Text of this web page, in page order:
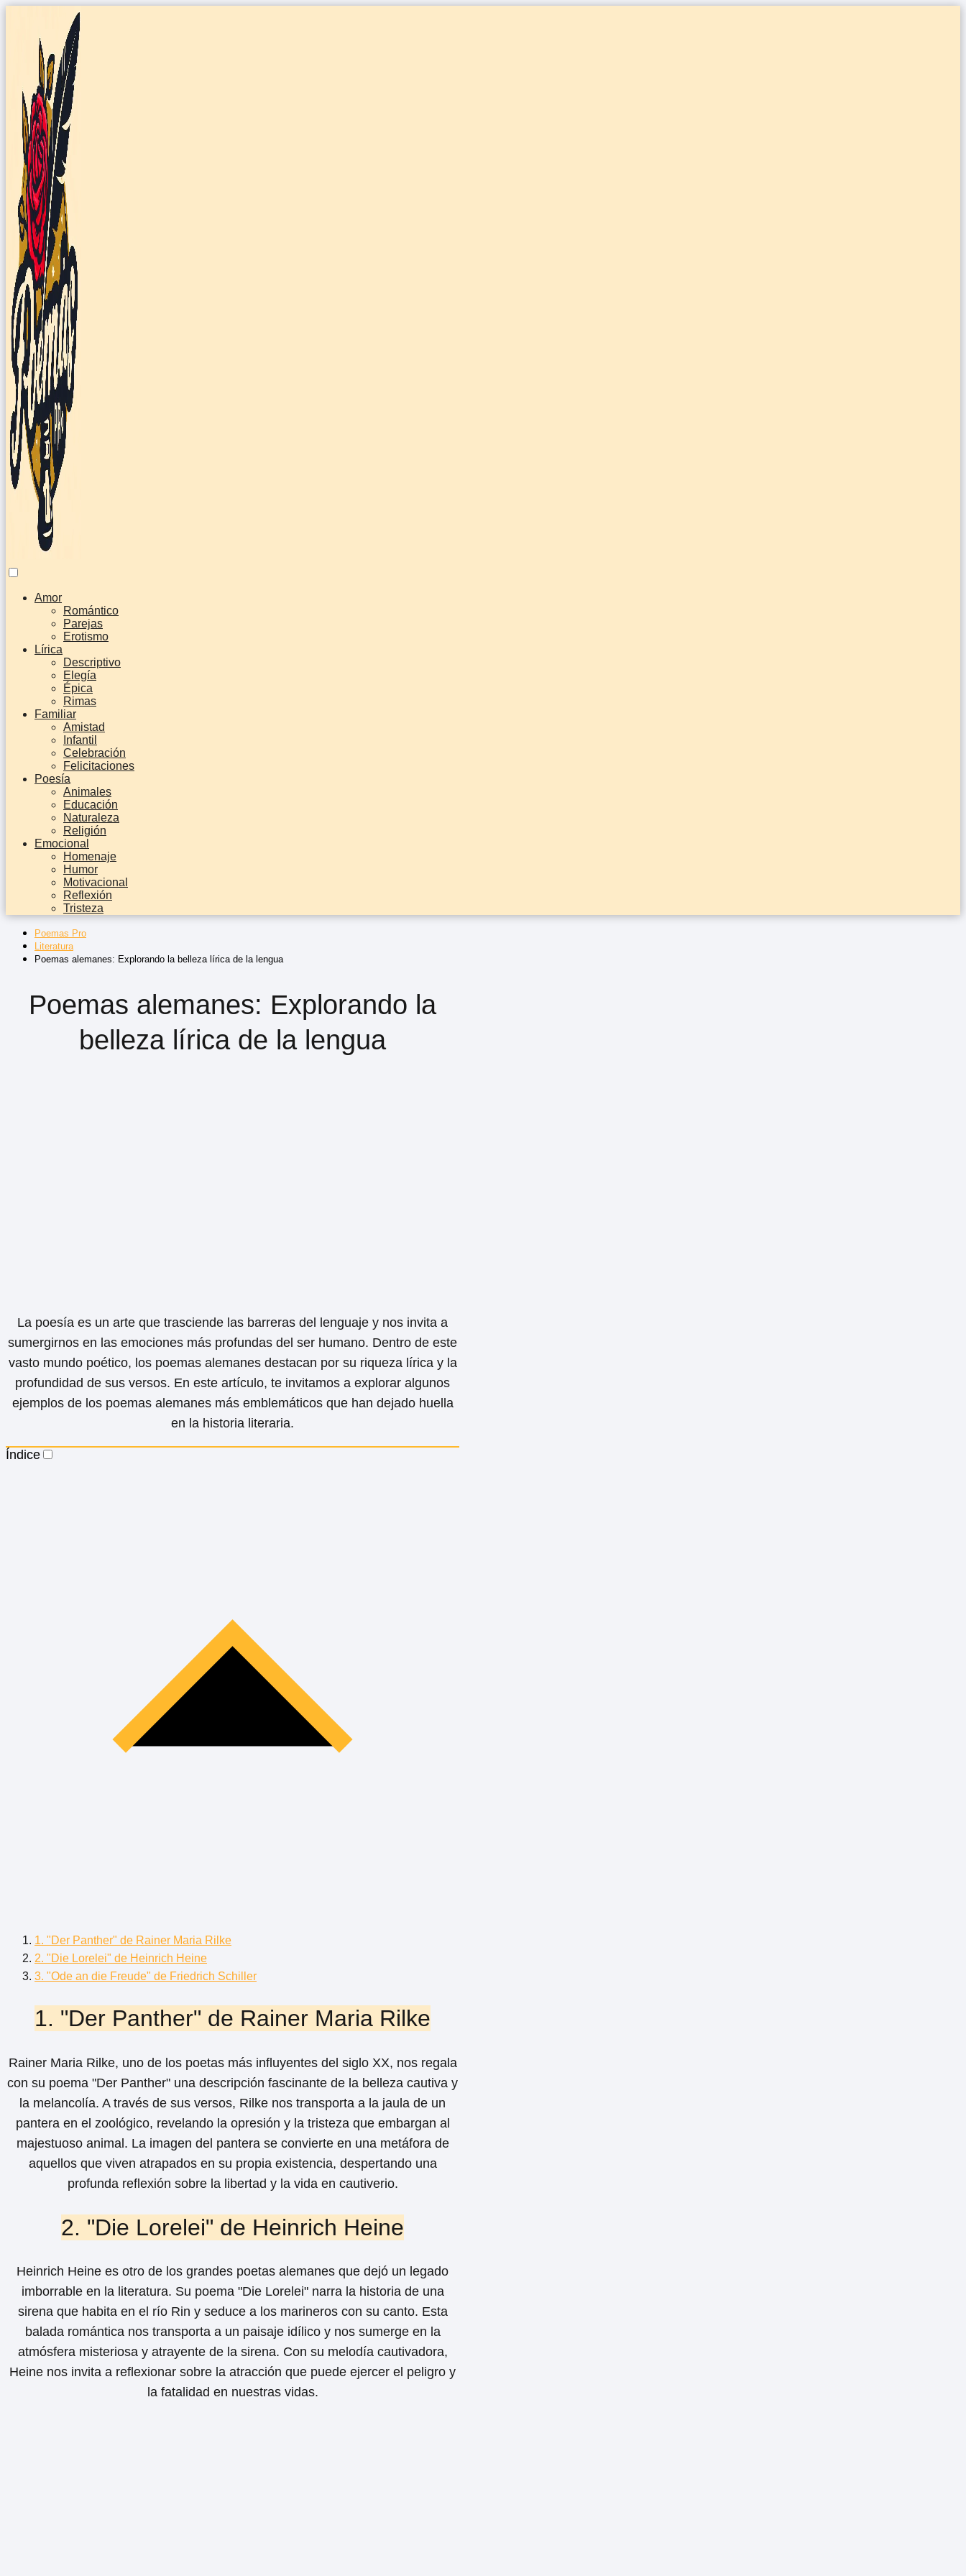
Amor
Romántico
Parejas
Erotismo
Lírica
Descriptivo
Elegía
Épica
Rimas
Familiar
Amistad
Infantil
Celebración
Felicitaciones
Poesía
Animales
Educación
Naturaleza
Religión
Emocional
Homenaje
Humor
Motivacional
Reflexión
Tristeza
Poemas Pro
Literatura
Poemas alemanes: Explorando la belleza lírica de la lengua
Poemas alemanes: Explorando la
belleza lírica de la lengua
La poesía es un arte que trasciende las barreras del lenguaje y nos invita a
sumergirnos en las emociones más profundas del ser humano. Dentro de este
vasto mundo poético, los poemas alemanes destacan por su riqueza lírica y la
profundidad de sus versos. En este artículo, te invitamos a explorar algunos
ejemplos de los poemas alemanes más emblemáticos que han dejado huella
en la historia literaria.
Índice
1. "Der Panther" de Rainer Maria Rilke
2. "Die Lorelei" de Heinrich Heine
3. "Ode an die Freude" de Friedrich Schiller
1. "Der Panther" de Rainer Maria Rilke
Rainer Maria Rilke, uno de los poetas más influyentes del siglo XX, nos regala
con su poema "Der Panther" una descripción fascinante de la belleza cautiva y
la melancolía. A través de sus versos, Rilke nos transporta a la jaula de un
pantera en el zoológico, revelando la opresión y la tristeza que embargan al
majestuoso animal. La imagen del pantera se convierte en una metáfora de
aquellos que viven atrapados en su propia existencia, despertando una
profunda reflexión sobre la libertad y la vida en cautiverio.
2. "Die Lorelei" de Heinrich Heine
Heinrich Heine es otro de los grandes poetas alemanes que dejó un legado
imborrable en la literatura. Su poema "Die Lorelei" narra la historia de una
sirena que habita en el río Rin y seduce a los marineros con su canto. Esta
balada romántica nos transporta a un paisaje idílico y nos sumerge en la
atmósfera misteriosa y atrayente de la sirena. Con su melodía cautivadora,
Heine nos invita a reflexionar sobre la atracción que puede ejercer el peligro y
la fatalidad en nuestras vidas.